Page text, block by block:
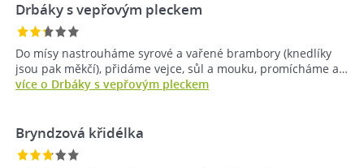
Drbáky s vepřovým pleckem
Do mísy nastrouháme syrové a vařené brambory (knedlíky
jsou pak měkčí), přidáme vejce, sůl a mouku, promícháme a…
více o Drbáky s vepřovým pleckem
Bryndzová křidélka